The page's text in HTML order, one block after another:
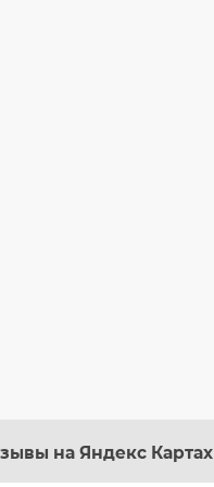
на Яндекс Картах